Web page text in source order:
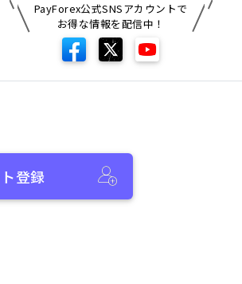
PayForex公式SNSアカウントで
お得な情報を配信中！
登録